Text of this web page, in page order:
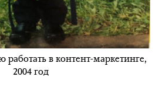
в контент-маркетинге,
2004 год